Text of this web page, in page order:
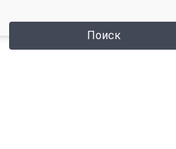
Поиск